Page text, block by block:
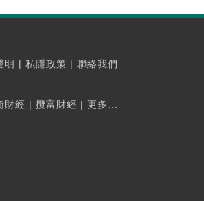
明 | 私隱政策 | 聯絡我們
財經 | 攬富財經 | 更多...